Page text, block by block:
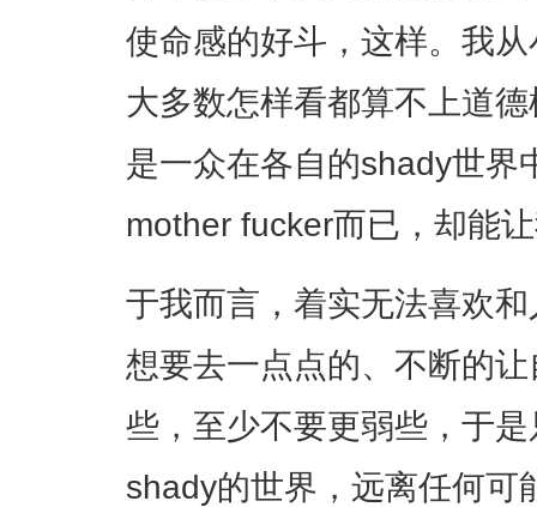
使命感的好斗，这样。我
大多数怎样看都算不上道
是一众在各自的shady世界
mother fucker而已，却能
于我而言，着实无法喜欢
想要去一点点的、不断的
些，至少不要更弱些，于
shady的世界，远离任何可